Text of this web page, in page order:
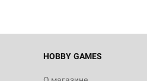
HOBBY GAMES
Белая смерть
12 990